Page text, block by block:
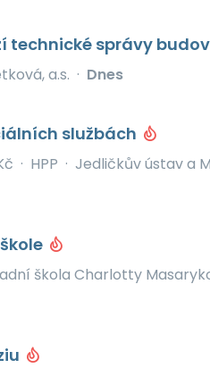
technické správy budov
a.s. · Dnes
službách
· HPP · Jedličkův ústav a
škola Charlotty